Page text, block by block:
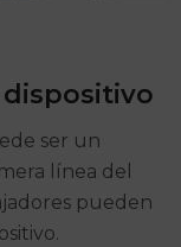
ser un
línea del
pueden